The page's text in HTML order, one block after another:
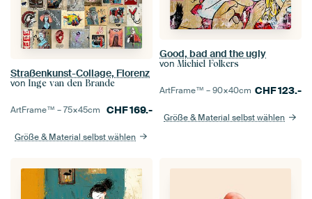
Straßenkunst-Collage, Florenz
von Inge van den Brande
ArtFrame™ –75×45cm CHF169.-
Größe & Material selbst wählen
Good, bad and the ugly
von Michiel Folkers
ArtFrame™ –90×40cm CHF123.-
Größe & Material selbst wählen